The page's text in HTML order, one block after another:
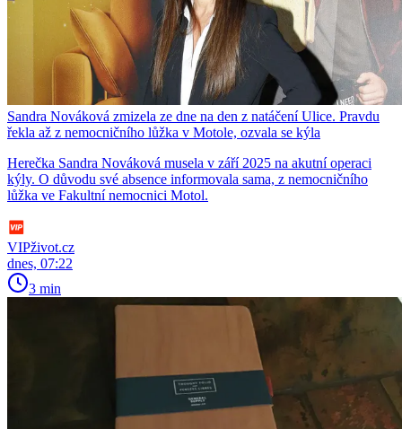
Sandra Nováková zmizela ze dne na den z natáčení Ulice. Pravdu
řekla až z nemocničního lůžka v Motole, ozvala se kýla
Herečka Sandra Nováková musela v září 2025 na akutní operaci
kýly. O důvodu své absence informovala sama, z nemocničního
lůžka ve Fakultní nemocnici Motol.
VIPživot.cz
dnes, 07:22
3 min